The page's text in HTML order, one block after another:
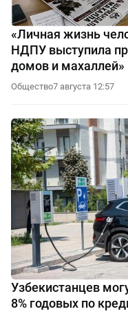
«Личная жизнь
НДПУ выступила
домов и махаллей»
Общество7 августа 12:57
Узбекистанцев
8% годовых по